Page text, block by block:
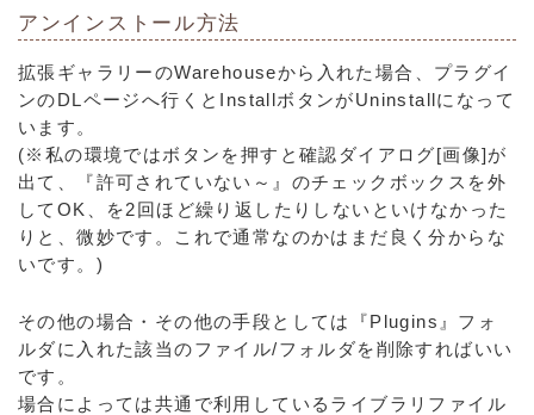
アンインストール方法
拡張ギャラリーのWarehouseから入れた場合、プラグイ
ンのDLページへ行くとInstallボタンがUninstallになって
います。
(※私の環境ではボタンを押すと確認ダイアログ[画像]が
出て、『許可されていない～』のチェックボックスを外
してOK、を2回ほど繰り返したりしないといけなかった
りと、微妙です。これで通常なのかはまだ良く分からな
いです。)
その他の場合・その他の手段としては『Plugins』フォ
ルダに入れた該当のファイル/フォルダを削除すればいい
です。
場合によっては共通で利用しているライブラリファイル